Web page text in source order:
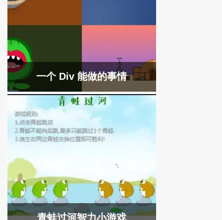
一个 Div 能做的事情
青蛙过河智力小游戏